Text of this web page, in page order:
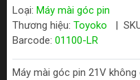
Loại: Máy mài góc pin
Thương hiệu: Toyoko
Barcode: 01100-LR
Máy mài góc pin 21V